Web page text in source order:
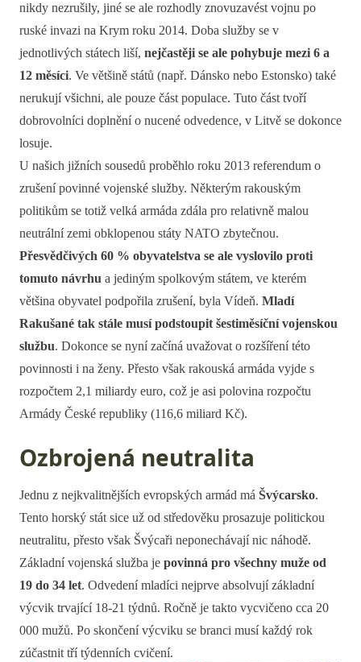
nikdy nezrušily, jiné se ale rozhodly znovuzavést vojnu po
ruské invazi na Krym roku 2014. Doba služby se v
jednotlivých státech liší, nejčastěji se ale pohybuje mezi 6 a
12 měsíci. Ve většině států (např. Dánsko nebo Estonsko) také
nerukují všichni, ale pouze část populace. Tuto část tvoří
dobrovolníci doplnění o nucené odvedence, v Litvě se dokonce
losuje.
U našich jižních sousedů proběhlo roku 2013 referendum o
zrušení povinné vojenské služby. Některým rakouským
politikům se totiž velká armáda zdála pro relativně malou
neutrální zemi obklopenou státy NATO zbytečnou.
Přesvědčivých 60 % obyvatelstva se ale vyslovilo proti
tomuto návrhu a jediným spolkovým státem, ve kterém
většina obyvatel podpořila zrušení, byla Vídeň. Mladí
Rakušané tak stále musí podstoupit šestiměsíční vojenskou
službu. Dokonce se nyní začíná uvažovat o rozšíření této
povinnosti i na ženy. Přesto však rakouská armáda vyjde s
rozpočtem 2,1 miliardy euro, což je asi polovina rozpočtu
Armády České republiky (116,6 miliard Kč).
Ozbrojená neutralita
Jednu z nejkvalitnějších evropských armád má Švýcarsko.
Tento horský stát sice už od středověku prosazuje politickou
neutralitu, přesto však Švýcaři neponechávají nic náhodě.
Základní vojenská služba je povinná pro všechny muže od
19 do 34 let. Odvedení mladíci nejprve absolvují základní
výcvik trvající 18-21 týdnů. Ročně je takto vycvičeno cca 20
000 mužů. Po skončení výcviku se branci musí každý rok
zúčastnit tří týdenních cvičení.